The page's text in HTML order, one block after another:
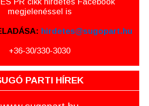
megjelenéssel is
hirdetes@sugopart.hu
+36-30/330-3030
PARTI HÍREK